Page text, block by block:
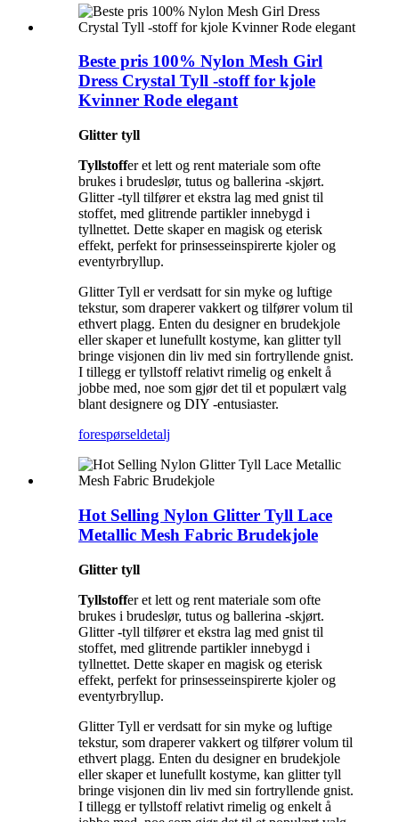
Beste pris 100% Nylon Mesh Girl
Dress Crystal Tyll -stoff for kjole
Kvinner Rode elegant
Glitter tyll
Tyllstoffer et lett og rent materiale som ofte
brukes i brudeslør, tutus og ballerina -skjørt.
Glitter -tyll tilfører et ekstra lag med gnist til
stoffet, med glitrende partikler innebygd i
tyllnettet. Dette skaper en magisk og eterisk
effekt, perfekt for prinsesseinspirerte kjoler og
eventyrbryllup.
Glitter Tyll er verdsatt for sin myke og luftige
tekstur, som draperer vakkert og tilfører volum til
ethvert plagg. Enten du designer en brudekjole
eller skaper et lunefullt kostyme, kan glitter tyll
bringe visjonen din liv med sin fortryllende gnist.
I tillegg er tyllstoff relativt rimelig og enkelt å
jobbe med, noe som gjør det til et populært valg
blant designere og DIY -entusiaster.
forespørseldetalj
Hot Selling Nylon Glitter Tyll Lace
Metallic Mesh Fabric Brudekjole
Glitter tyll
Tyllstoffer et lett og rent materiale som ofte
brukes i brudeslør, tutus og ballerina -skjørt.
Glitter -tyll tilfører et ekstra lag med gnist til
stoffet, med glitrende partikler innebygd i
tyllnettet. Dette skaper en magisk og eterisk
effekt, perfekt for prinsesseinspirerte kjoler og
eventyrbryllup.
Glitter Tyll er verdsatt for sin myke og luftige
tekstur, som draperer vakkert og tilfører volum til
ethvert plagg. Enten du designer en brudekjole
eller skaper et lunefullt kostyme, kan glitter tyll
bringe visjonen din liv med sin fortryllende gnist.
I tillegg er tyllstoff relativt rimelig og enkelt å